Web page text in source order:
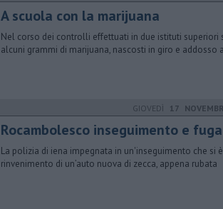
A scuola con la marijuana
Nel corso dei controlli effettuati in due istituti superiori
alcuni grammi di marijuana, nascosti in giro e addosso
GIOVEDÌ 17
Rocambolesco inseguimento e fuga
La polizia di iena impegnata in un'inseguimento che si
rinvenimento di un’auto nuova di zecca, appena rubata